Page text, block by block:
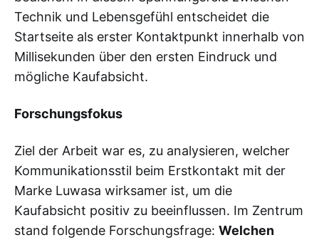
Technik und Lebensgefühl entscheidet die
Startseite als erster Kontaktpunkt innerhalb von
Millisekunden über den ersten Eindruck und
mögliche Kaufabsicht.
Forschungsfokus
Ziel der Arbeit war es, zu analysieren, welcher
Kommunikationsstil beim Erstkontakt mit der
Marke Luwasa wirksamer ist, um die
Kaufabsicht positiv zu beeinflussen. Im Zentrum
stand folgende Forschungsfrage: Welchen